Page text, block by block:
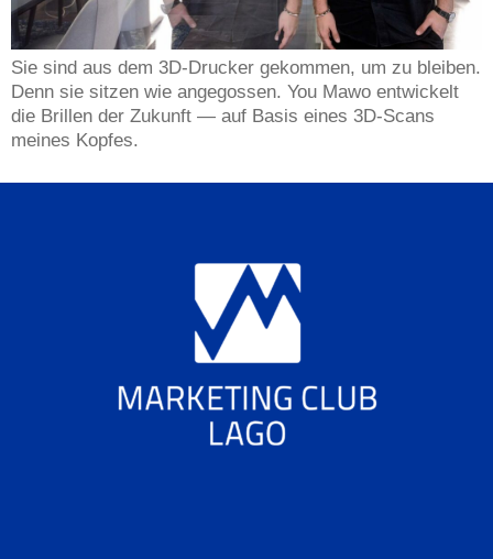
Sie sind aus dem 3D-Drucker gekommen, um zu bleiben.
Denn sie sitzen wie angegossen. You Mawo entwickelt
die Brillen der Zukunft — auf Basis eines 3D-Scans
meines Kopfes.